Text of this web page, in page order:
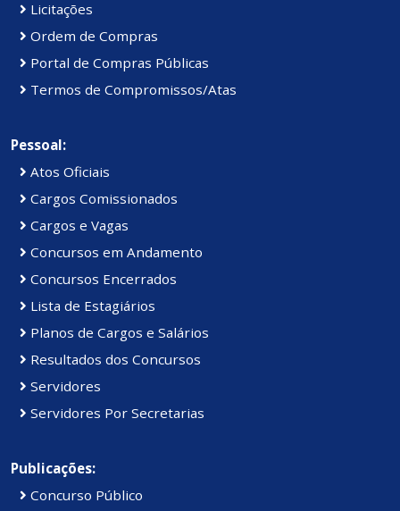
Licitações
Ordem de Compras
Portal de Compras Públicas
Termos de Compromissos/Atas
Pessoal:
Atos Oficiais
Cargos Comissionados
Cargos e Vagas
Concursos em Andamento
Concursos Encerrados
Lista de Estagiários
Planos de Cargos e Salários
Resultados dos Concursos
Servidores
Servidores Por Secretarias
Publicações:
Concurso Público